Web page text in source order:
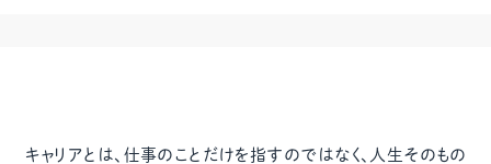
キャリアとは、仕事のことだけを指すのではなく、人生そのもの